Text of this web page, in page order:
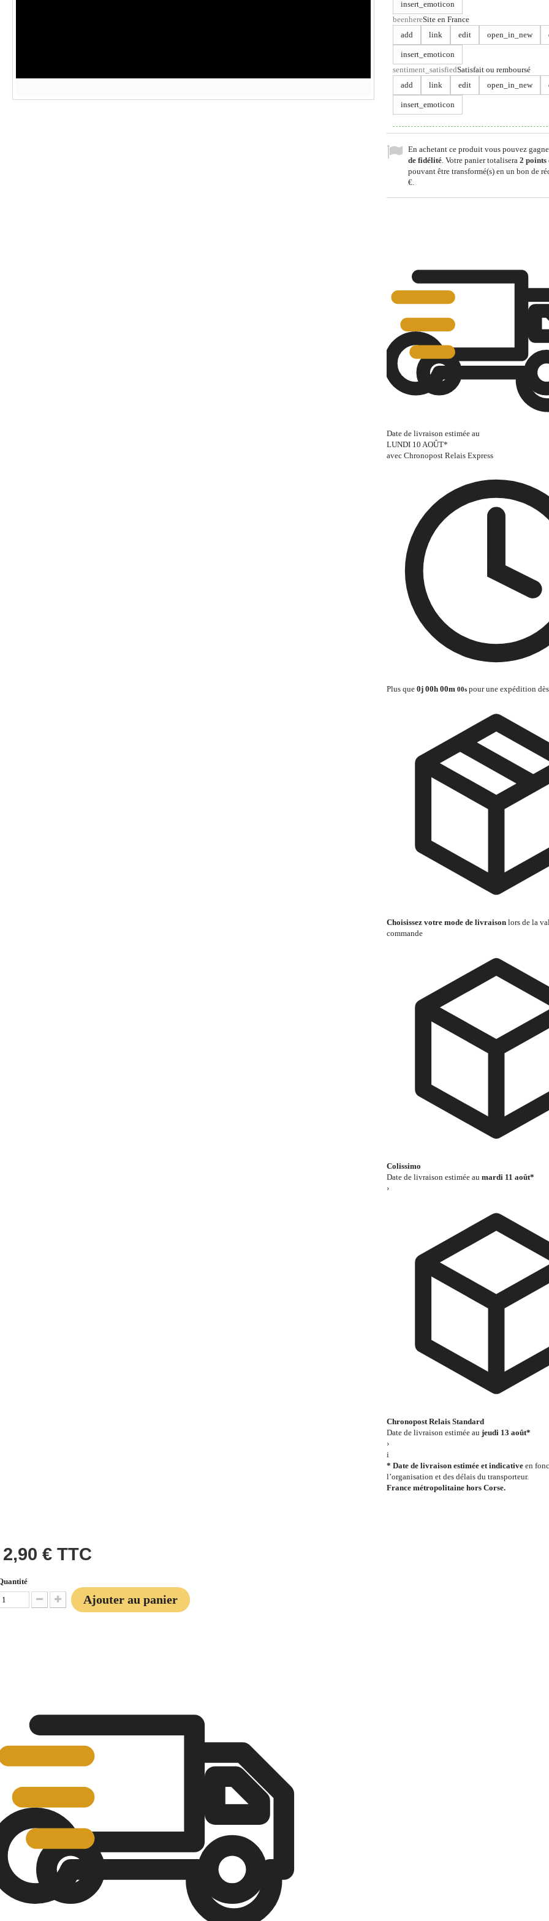
insert_emoticon
beenhereSite en France
add
link edit open_in_new
insert_emoticon
sentiment_satisfiedSatisfait ou remboursé
add
link edit open_in_new
insert_emoticon
En achetant ce produit vous pouvez
de fidélité. Votre panier totalisera 2 points
pouvant être transformé(s) en un bon de
€.
Date de livraison estimée au
LUNDI 10 AOÛT*
avec Chronopost Relais Express
Plus que 0j 00h 00m 00s pour une expédition
Choisissez votre mode de livraison lors de la
commande
Colissimo
Date de livraison estimée au mardi 11 août*
›
Chronopost Relais Standard
Date de livraison estimée au jeudi 13 août*
›
i
* Date de livraison estimée et indicativeen
l’organisation et des délais du transporteur.
France métropolitaine hors Corse.
2,90 € TTC
Diminuer la quantité
Augmenter la quantité
Ajouter au panier